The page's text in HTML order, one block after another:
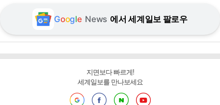
Google News 에서 세계일보 팔로우
지면보다 빠르게!
세계일보를 만나보세요